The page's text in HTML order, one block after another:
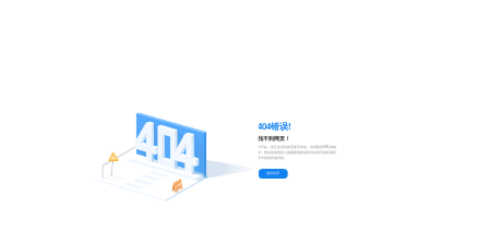
404错误!
找不到网页！
对不起，您正在寻找的页面不存在。尝试检查URL的错
误，然后按浏览器上的刷新按钮或尝试在我们的应用程
序中找到其他内容。
返回首页